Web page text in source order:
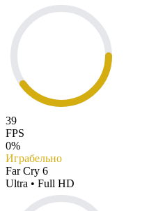
39
FPS
0%
Играбельно
Far Cry 6
Ultra • Full HD